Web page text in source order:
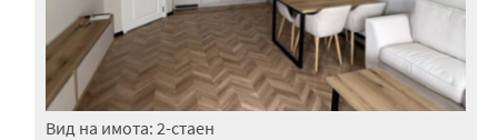
Вид на имота: 2-стаен